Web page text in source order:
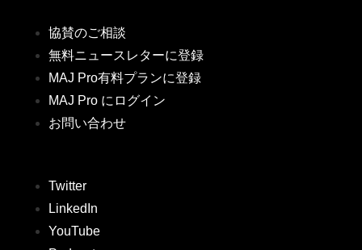
協賛のご相談
無料ニュースレターに登録
MAJ Pro有料プランに登録
MAJ Pro にログイン
お問い合わせ
Twitter
LinkedIn
YouTube